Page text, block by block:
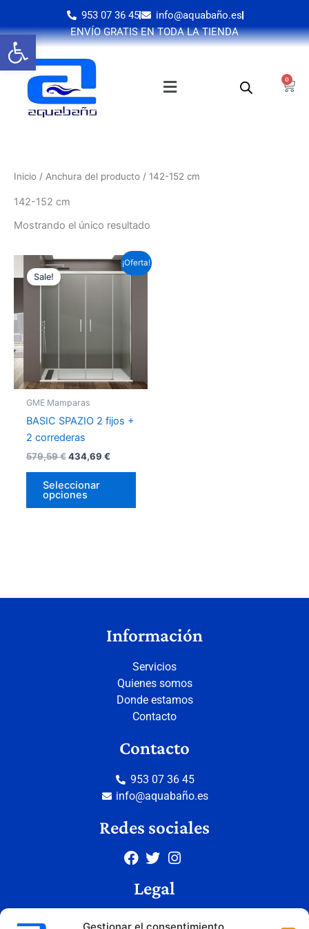
Abrir barra de herramientas
contenido
953 07 36 45
info@aquabaño.es
ENVÍO GRATIS EN TODA LA TIENDA
0
Cart
Inicio / Anchura del producto / 142-152 cm
142-152 cm
Mostrando el único resultado
¡Oferta!
Sale!
GME Mamparas
BASIC SPAZIO 2 fijos +
2 correderas
579,59€ 434,69 €
Seleccionar
opciones
Este
producto
se
Información
Servicios
Quienes somos
Donde estamos
Contacto
Contacto
953 07 36 45
info@aquabaño.es
Redes sociales
Legal